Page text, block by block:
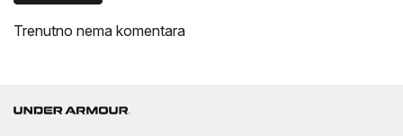
Trenutno nema komentara